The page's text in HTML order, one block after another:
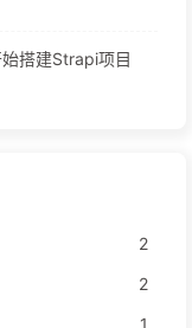
搭建Strapi项目
2
2